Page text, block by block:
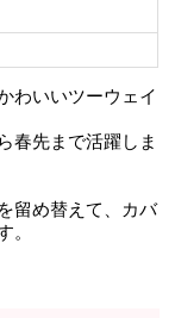
わいいツーウェイ
春先まで活躍しま
留め替えて、カバ
。